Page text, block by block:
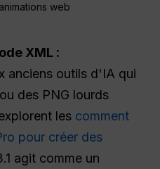
web
XML :
anciens outils d'IA qui
des PNG lourds
les comment
pour créer des
agit comme un